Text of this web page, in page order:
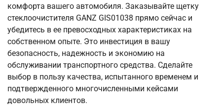
комфорта вашего автомобиля. Заказывайте щетку
стеклоочистителя GANZ GIS01038 прямо сейчас и
убедитесь в ее превосходных характеристиках на
собственном опыте. Это инвестиция в вашу
безопасность, надежность и экономию на
обслуживании транспортного средства. Сделайте
выбор в пользу качества, испытанного временем и
подтвержденного многочисленными кейсами
довольных клиентов.